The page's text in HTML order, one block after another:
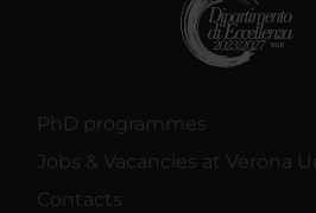
PhD programmes
Jobs & Vacancies at Verona
Contacts